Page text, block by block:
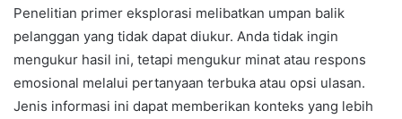
Penelitian primer eksplorasi melibatkan umpan balik
pelanggan yang tidak dapat diukur. Anda tidak ingin
mengukur hasil ini, tetapi mengukur minat atau respons
emosional melalui pertanyaan terbuka atau opsi ulasan.
Jenis informasi ini dapat memberikan konteks yang lebih